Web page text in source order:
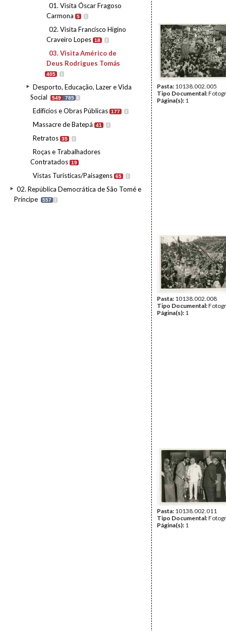
01. Visita Óscar Fragoso
Carmona
5 I
02. Visita Francisco Higino
Craveiro Lopes 18 I
03. Visita Américo de
Deus Rodrigues Tomás
405 I
Desporto, Educação, Lazer e Vida
Social
549 785 I
Edifícios e Obras Públicas 177 I
Massacre de Batepá 41 I
Retratos 35 I
Roças e Trabalhadores
Contratados 19
Vistas Turísticas/Paisagens 65 I
02. República Democrática de São Tomé e
Príncipe
557 I
Pasta: 10138.002.005
Tipo Documental:
Página(s): 1
Pasta: 10138.002.008
Tipo Documental:
Página(s): 1
Pasta: 10138.002.011
Tipo Documental:
Página(s): 1